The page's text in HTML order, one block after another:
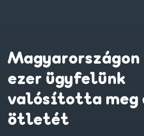
ezer ügyfelünk
valósította meg
ötletét